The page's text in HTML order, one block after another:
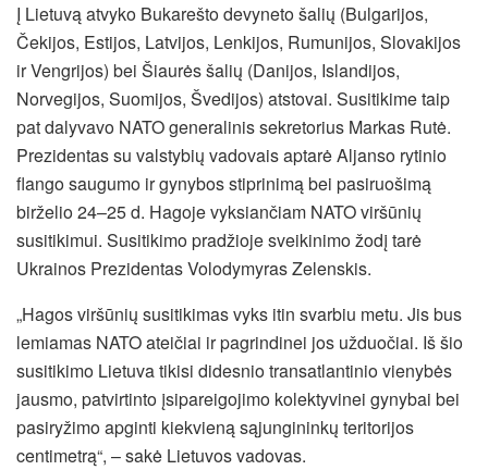
Į Lietuvą atvyko Bukarešto devyneto šalių (Bulgarijos,
Čekijos, Estijos, Latvijos, Lenkijos, Rumunijos, Slovakijos
ir Vengrijos) bei Šiaurės šalių (Danijos, Islandijos,
Norvegijos, Suomijos, Švedijos) atstovai. Susitikime taip
pat dalyvavo NATO generalinis sekretorius Markas Rutė.
Prezidentas su valstybių vadovais aptarė Aljanso rytinio
flango saugumo ir gynybos stiprinimą bei pasiruošimą
birželio 24–25 d. Hagoje vyksiančiam NATO viršūnių
susitikimui. Susitikimo pradžioje sveikinimo žodį tarė
Ukrainos Prezidentas Volodymyras Zelenskis.
„Hagos viršūnių susitikimas vyks itin svarbiu metu. Jis bus
lemiamas NATO ateičiai ir pagrindinei jos užduočiai. Iš šio
susitikimo Lietuva tikisi didesnio transatlantinio vienybės
jausmo, patvirtinto įsipareigojimo kolektyvinei gynybai bei
pasiryžimo apginti kiekvieną sąjungininkų teritorijos
centimetrą“, – sakė Lietuvos vadovas.